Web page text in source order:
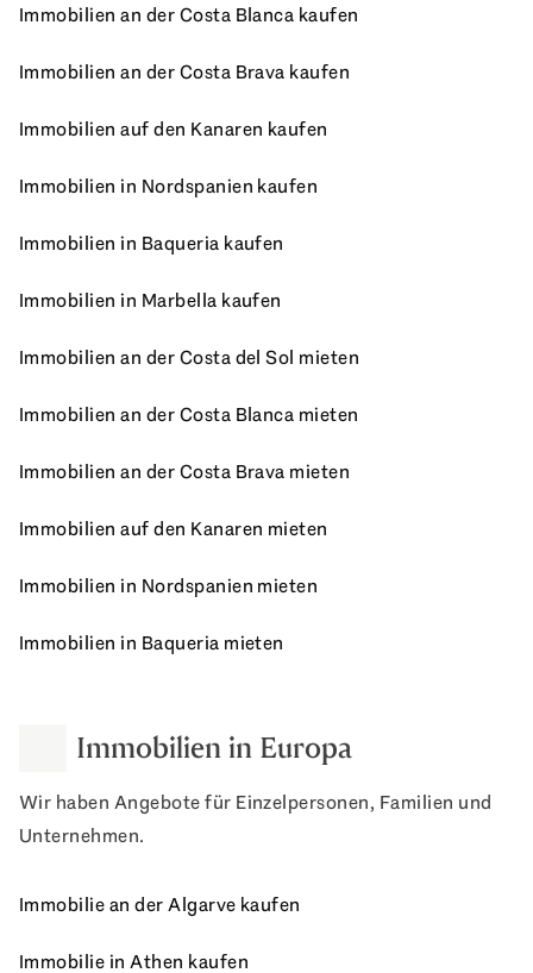
Immobilien an der Costa Blanca kaufen
Immobilien an der Costa Brava kaufen
Immobilien auf den Kanaren kaufen
Immobilien in Nordspanien kaufen
Immobilien in Baqueria kaufen
Immobilien in Marbella kaufen
Immobilien an der Costa del Sol mieten
Immobilien an der Costa Blanca mieten
Immobilien an der Costa Brava mieten
Immobilien auf den Kanaren mieten
Immobilien in Nordspanien mieten
Immobilien in Baqueria mieten
Immobilien in Europa
Wir haben Angebote für Einzelpersonen, Familien und
Unternehmen.
Immobilie an der Algarve kaufen
Immobilie in Athen kaufen